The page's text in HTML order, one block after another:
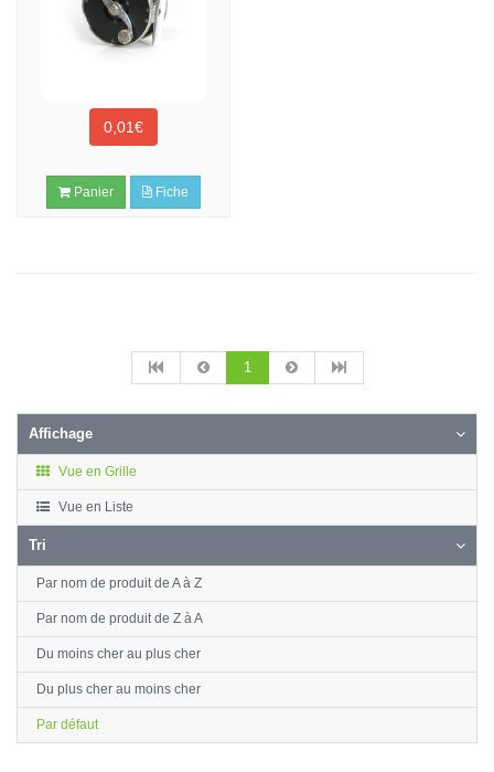
0,01€
Panier Fiche
1
Affichage
Vue en Grille
Vue en Liste
Tri
Par nom de produit de A à Z
Par nom de produit de Z à A
Du moins cher au plus cher
Du plus cher au moins cher
Par défaut